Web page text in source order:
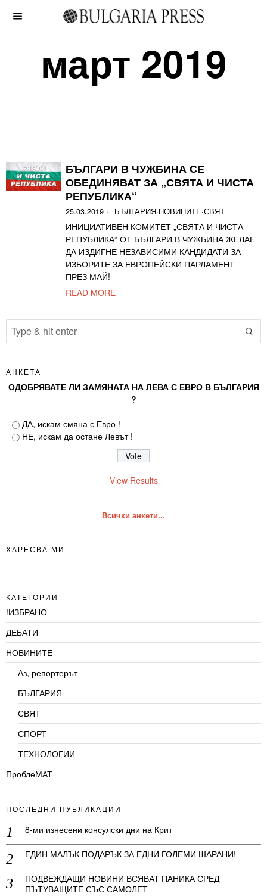
март 2019
БЪЛГАРИ В ЧУЖБИНА СЕ
ОБЕДИНЯВАТ ЗА „СВЯТА И ЧИСТА
РЕПУБЛИКА“
25.03.2019 БЪЛГАРИЯ·НОВИНИТЕ·СВЯТ
ИНИЦИАТИВЕН КОМИТЕТ „СВЯТА И ЧИСТА
РЕПУБЛИКА“ ОТ БЪЛГАРИ В ЧУЖБИНА ЖЕЛАЕ
ДА ИЗДИГНЕ НЕЗАВИСИМИ КАНДИДАТИ ЗА
ИЗБОРИТЕ ЗА ЕВРОПЕЙСКИ ПАРЛАМЕНТ
ПРЕЗ МАЙ!
READ MORE
АНКЕТА
ОДОБРЯВАТЕ ЛИ ЗАМЯНАТА НА ЛЕВА С ЕВРО В БЪЛГАРИЯ
?
ДА, искам смяна с Евро !
НЕ, искам да остане Левът !
View Results
Всички анкети...
ХАРЕСВА МИ
КАТЕГОРИИ
!ИЗБРАНО
ДЕБАТИ
НОВИНИТЕ
Аз, репортерът
БЪЛГАРИЯ
СВЯТ
СПОРТ
ТЕХНОЛОГИИ
ПроблеМАТ
ПОСЛЕДНИ ПУБЛИКАЦИИ
8-ми изнесени консулски дни на Крит
ЕДИН МАЛЪК ПОДАРЪК ЗА ЕДНИ ГОЛЕМИ ШАРАНИ!
ПОДВЕЖДАЩИ НОВИНИ ВСЯВАТ ПАНИКА СРЕД
ПЪТУВАЩИТЕ СЪС САМОЛЕТ